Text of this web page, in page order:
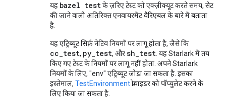
यह bazel testके ज़रिए टेस्ट को एक्ज़ीक्यूट करते समय, सेट
की जाने वाली अतिरिक्त एनवायरमेंट वैरिएबल के बारे में बताता
है.
यह एट्रिब्यूट सिर्फ़ नेटिव नियमों पर लागू होता है, जैसे कि
cc_test, py_test, औरsh_test . यह Starlark में तय
किए गए टेस्ट के नियमों पर लागू नहीं होता. अपने Starlark
नियमों के लिए, "env" एट्रिब्यूट जोड़ा जा सकता है. इसका
इस्तेमाल, TestEnvironmentप्रोवाइडर को पॉप्युलेट करने के
लिए किया जा सकता है.